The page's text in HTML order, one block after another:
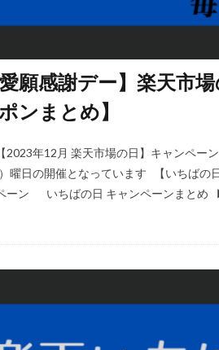
願感謝デー】楽天市
ンまとめ】
2023年12月 楽天市場の日】キャンペー
曜日の開催となっています 【いちばの
ーン いちばの日 キャンペーンまと